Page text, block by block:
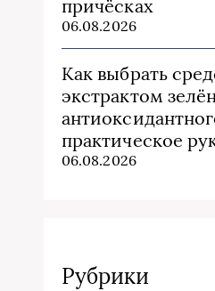
причёсках
06.08.2026
Как выбрать
экстрактом
практическое
06.08.2026
Рубрики